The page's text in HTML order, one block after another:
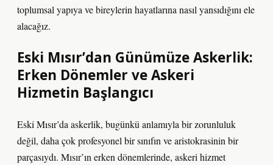
toplumsal yapıya ve bireylerin hayatlarına nasıl yansıdığını ele
alacağız.
Eski Mısır’dan Günümüze Askerlik:
Erken Dönemler ve Askeri
Hizmetin Başlangıcı
Eski Mısır’da askerlik, bugünkü anlamıyla bir zorunluluk
değil, daha çok profesyonel bir sınıfın ve aristokrasinin bir
parçasıydı. Mısır’ın erken dönemlerinde, askeri hizmet